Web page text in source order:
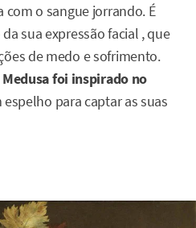
com o sangue jorrando. É
sua expressão facial , que
de medo e sofrimento.
foi inspirado no
para captar as suas